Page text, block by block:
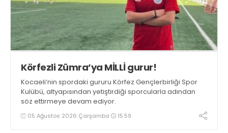
Körfezli Zümra’ya MİLLİ gurur!
Kocaeli’nin spordaki gururu Körfez Gençlerbirliği Spor
Kulübü, altyapısından yetiştirdiği sporcularla adından
söz ettirmeye devam ediyor.
05 Ağustos 2026 Çarşamba 15:59